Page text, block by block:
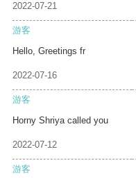
2022-07-21
游客
Hello, Greetings fr
2022-07-16
游客
Horny Shriya called you
2022-07-12
游客